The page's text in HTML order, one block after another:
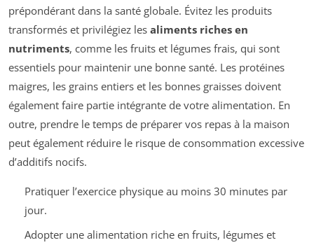
prépondérant dans la santé globale. Évitez les produits
transformés et privilégiez les aliments riches en
nutriments, comme les fruits et légumes frais, qui sont
essentiels pour maintenir une bonne santé. Les protéines
maigres, les grains entiers et les bonnes graisses doivent
également faire partie intégrante de votre alimentation. En
outre, prendre le temps de préparer vos repas à la maison
peut également réduire le risque de consommation excessive
d’additifs nocifs.
Pratiquer l’exercice physique au moins 30 minutes par
jour.
Adopter une alimentation riche en fruits, légumes et